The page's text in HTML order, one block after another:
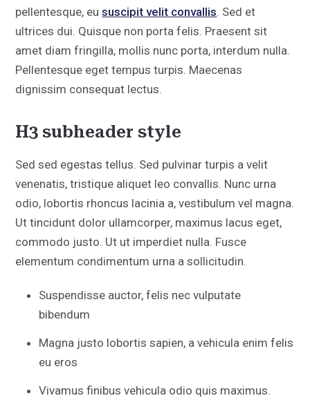
pellentesque, eususcipit velit convallis. Sed et
ultrices dui. Quisque non porta felis. Praesent sit
amet diam fringilla, mollis nunc porta, interdum nulla.
Pellentesque eget tempus turpis. Maecenas
dignissim consequat lectus.
H3 subheader style
Sed sed egestas tellus. Sed pulvinar turpis a velit
venenatis, tristique aliquet leo convallis. Nunc urna
odio, lobortis rhoncus lacinia a, vestibulum vel magna.
Ut tincidunt dolor ullamcorper, maximus lacus eget,
commodo justo. Ut ut imperdiet nulla. Fusce
elementum condimentum urna a sollicitudin.
Suspendisse auctor, felis nec vulputate
bibendum
Magna justo lobortis sapien, a vehicula enim felis
eu eros
Vivamus finibus vehicula odio quis maximus.